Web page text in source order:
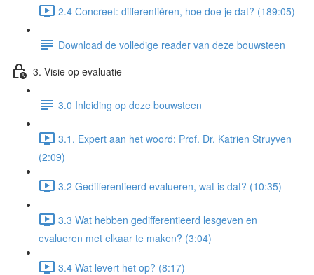
2.4 Concreet: differentiëren, hoe doe je dat? (189:05)
Download de volledige reader van deze bouwsteen
3. Visie op evaluatie
3.0 Inleiding op deze bouwsteen
3.1. Expert aan het woord: Prof. Dr. Katrien Struyven
(2:09)
3.2 Gedifferentieerd evalueren, wat is dat? (10:35)
3.3 Wat hebben gedifferentieerd lesgeven en
evalueren met elkaar te maken? (3:04)
3.4 Wat levert het op? (8:17)